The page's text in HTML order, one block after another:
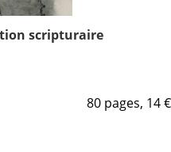
scripturaire
80 pages, 14 €